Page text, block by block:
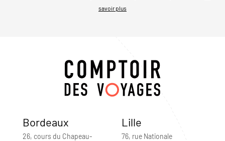
savoir plus
Bordeaux
26, cours du Chapeau-
Lille
76, rue Nationale